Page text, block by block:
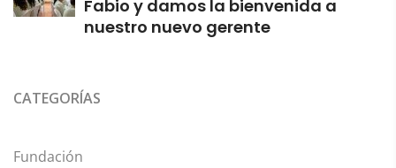
Fabio y damos la bienvenida a
nuestro nuevo gerente
CATEGORÍAS
Fundación